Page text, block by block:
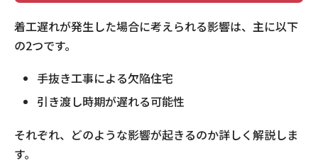
着工遅れが発生した場合に考えられる影響は、主に以下
の2つです。
手抜き工事による欠陥住宅
引き渡し時期が遅れる可能性
それぞれ、どのような影響が起きるのか詳しく解説しま
す。